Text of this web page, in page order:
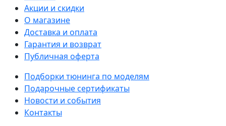
Акции и скидки
О магазине
Доставка и оплата
Гарантия и возврат
Публичная оферта
Подборки тюнинга по моделям
Подарочные сертификаты
Новости и события
Контакты